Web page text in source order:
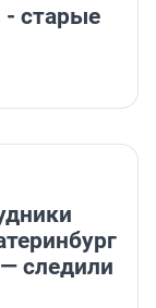
- старые
следили